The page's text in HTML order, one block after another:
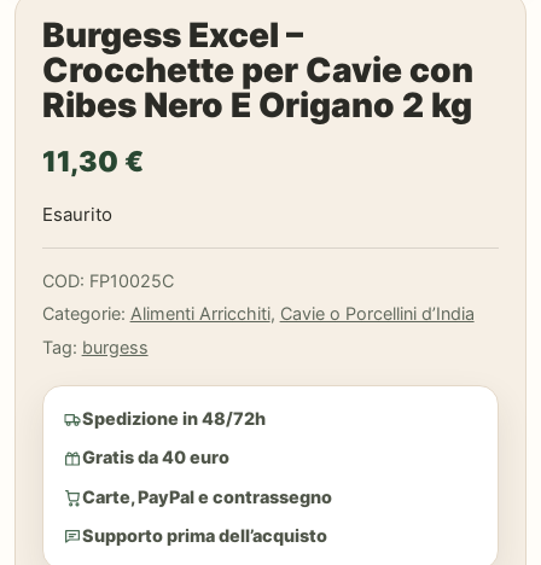
Burgess Excel –
Crocchette per Cavie con
Ribes Nero E Origano 2 kg
11,30 €
Esaurito
COD: FP10025C
Categorie: Alimenti Arricchiti, Cavie o Porcellini d’India
Tag: burgess
Spedizione in 48/72h
Gratis da 40 euro
Carte, PayPal e contrassegno
Supporto prima dell’acquisto